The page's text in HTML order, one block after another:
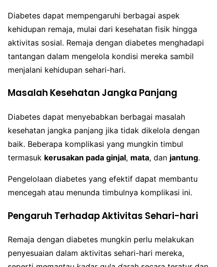
Diabetes dapat mempengaruhi berbagai aspek
kehidupan remaja, mulai dari kesehatan fisik hingga
aktivitas sosial. Remaja dengan diabetes menghadapi
tantangan dalam mengelola kondisi mereka sambil
menjalani kehidupan sehari-hari.
Masalah Kesehatan Jangka Panjang
Diabetes dapat menyebabkan berbagai masalah
kesehatan jangka panjang jika tidak dikelola dengan
baik. Beberapa komplikasi yang mungkin timbul
termasuk kerusakan pada ginjal, mata, dan jantung.
Pengelolaan diabetes yang efektif dapat membantu
mencegah atau menunda timbulnya komplikasi ini.
Pengaruh Terhadap Aktivitas Sehari-hari
Remaja dengan diabetes mungkin perlu melakukan
penyesuaian dalam aktivitas sehari-hari mereka,